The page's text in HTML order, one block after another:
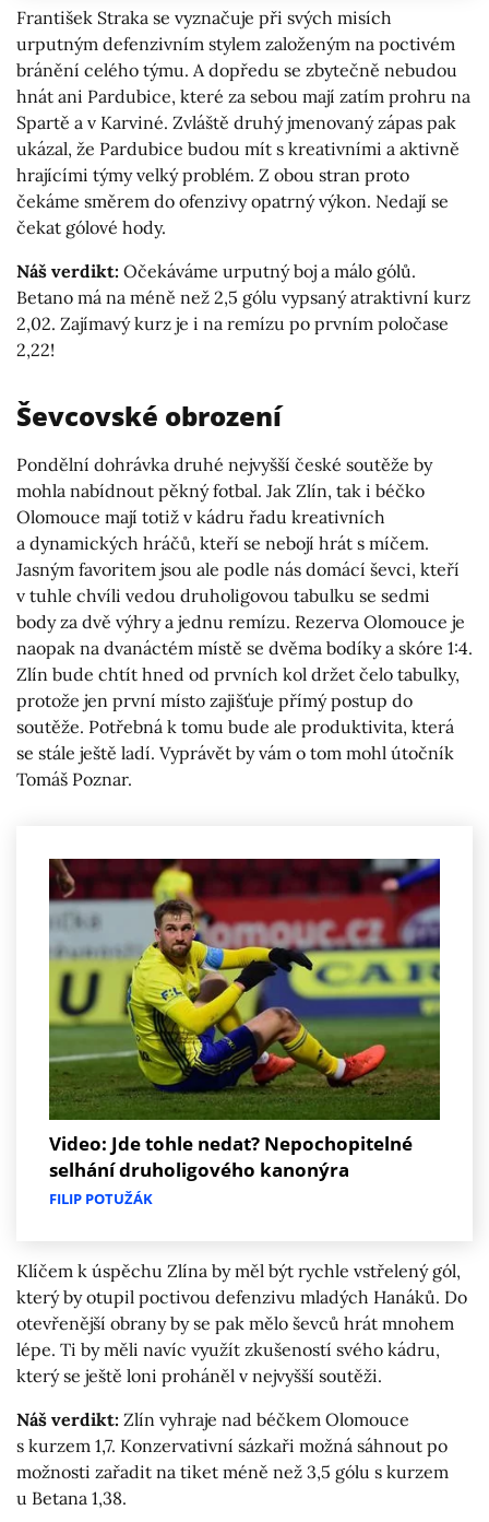
František Straka se vyznačuje při svých misích
urputným defenzivním stylem založeným na poctivém
bránění celého týmu. A dopředu se zbytečně nebudou
hnát ani Pardubice, které za sebou mají zatím prohru na
Spartě a v Karviné. Zvláště druhý jmenovaný zápas pak
ukázal, že Pardubice budou mít s kreativními a aktivně
hrajícími týmy velký problém. Z obou stran proto
čekáme směrem do ofenzivy opatrný výkon. Nedají se
čekat gólové hody.
Náš verdikt: Očekáváme urputný boj a málo gólů.
Betano má na méně než 2,5 gólu vypsaný atraktivní kurz
2,02. Zajímavý kurz je i na remízu po prvním poločase
2,22!
Ševcovské obrození
Pondělní dohrávka druhé nejvyšší české soutěže by
mohla nabídnout pěkný fotbal. Jak Zlín, tak i béčko
Olomouce mají totiž v kádru řadu kreativních
a dynamických hráčů, kteří se nebojí hrát s míčem.
Jasným favoritem jsou ale podle nás domácí ševci, kteří
v tuhle chvíli vedou druholigovou tabulku se sedmi
body za dvě výhry a jednu remízu. Rezerva Olomouce je
naopak na dvanáctém místě se dvěma bodíky a skóre 1:4.
Zlín bude chtít hned od prvních kol držet čelo tabulky,
protože jen první místo zajišťuje přímý postup do
soutěže. Potřebná k tomu bude ale produktivita, která
se stále ještě ladí. Vyprávět by vám o tom mohl útočník
Tomáš Poznar.
Video: Jde tohle nedat? Nepochopitelné
selhání druholigového kanonýra
FILIP POTUŽÁK
Klíčem k úspěchu Zlína by měl být rychle vstřelený gól,
který by otupil poctivou defenzivu mladých Hanáků. Do
otevřenější obrany by se pak mělo ševců hrát mnohem
lépe. Ti by měli navíc využít zkušeností svého kádru,
který se ještě loni proháněl v nejvyšší soutěži.
Náš verdikt: Zlín vyhraje nad béčkem Olomouce
s kurzem 1,7. Konzervativní sázkaři možná sáhnout po
možnosti zařadit na tiket méně než 3,5 gólu s kurzem
u Betana 1,38.